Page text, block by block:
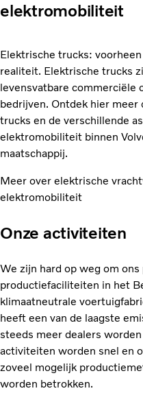
elektromobiliteit
Elektrische trucks:
realiteit. Elektrische trucks
levensvatbare commerciële
bedrijven. Ontdek hier meer
trucks en de verschillende
elektromobiliteit binnen
maatschappij.
Meer over elektrische
elektromobiliteit
Onze activiteiten
We zijn hard op weg om
productiefaciliteiten in het
klimaatneutrale
heeft een van de laagste
steeds meer dealers
activiteiten worden snel en
zoveel mogelijk
worden betrokken.